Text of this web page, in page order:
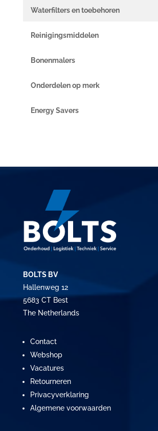
Waterfilters en toebehoren
Reinigingsmiddelen
Bonenmalers
Onderdelen op merk
Energy Savers
BOLTS BV
Hallenweg 12
5683 CT Best
The Netherlands
Contact
Webshop
Vacatures
Retourneren
Privacyverklaring
Algemene voorwaarden